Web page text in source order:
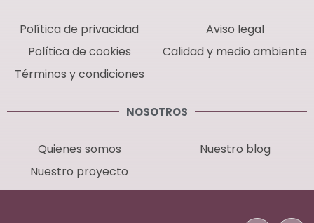
Política de privacidad
Política de cookies
Términos y condiciones
Aviso legal
Calidad y medio ambiente
NOSOTROS
Quienes somos
Nuestro proyecto
Nuestro blog